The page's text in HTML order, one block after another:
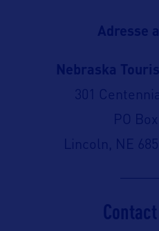
Adresse
Nebraska
301
PO
Lincoln, NE